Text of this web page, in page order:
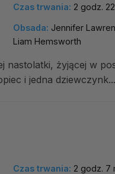
Czas trwania: 2 godz.
Obsada: Jennifer
Liam Hemsworth
nastolatki, żyjącej w
i jedna dziewczynk...
Czas trwania: 2 godz. 7